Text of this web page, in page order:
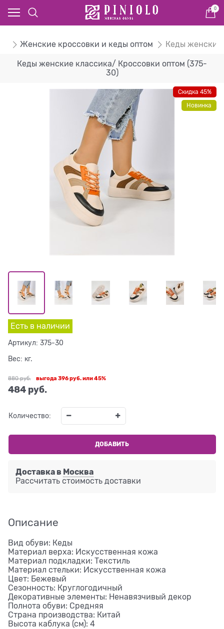
0
Женские кроссовки и кеды оптом Кеды женские
Кеды женские классика/ Кроссовки оптом (375-
30)
Скидка 45%
Новинка
Есть в наличии
Артикул: 375-30
Вес: кг.
880 руб.
484 руб.
выгода 396 руб.или45%
Количество:
ДОБАВИТЬ
Доставка в Москва
Рассчитать стоимость доставки
Описание
Вид обуви: Кеды
Материал верха: Искусственная кожа
Материал подкладки: Текстиль
Материал стельки: Искусственная кожа
Цвет: Бежевый
Сезонность: Круглогодичный
Декоративные элементы: Ненавязчивый декор
Полнота обуви: Средняя
Страна производства: Китай
Высота каблука (см): 4